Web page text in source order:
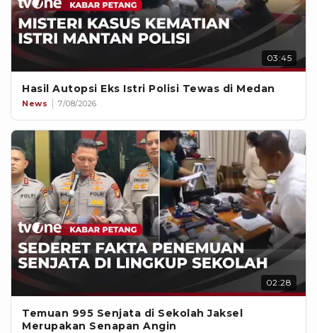
03:45
Hasil Autopsi Eks Istri Polisi Tewas di Medan
News 7/08/2026
02:28
Temuan 995 Senjata di Sekolah Jaksel
Merupakan Senapan Angin